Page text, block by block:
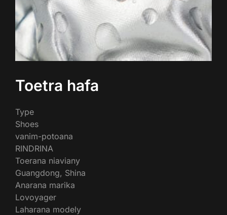
Toetra hafa
Type
Shoes
vanim-potoana
RINDRINA
Toerana niaviany
Guangdong, Shina
Anarana marika
Lovoyager
Laharana modely